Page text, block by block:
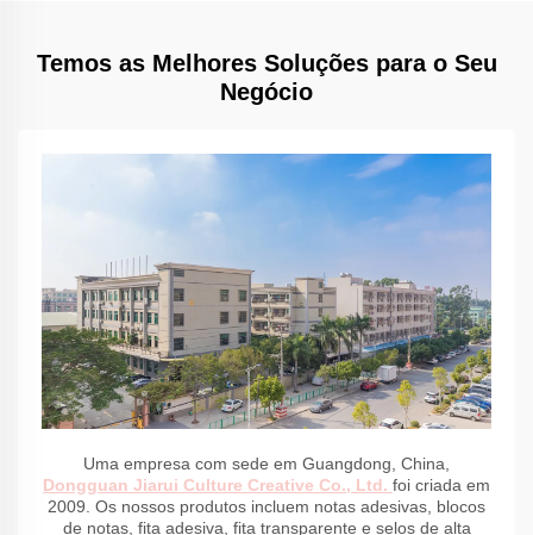
Temos as Melhores Soluções para o Seu
Negócio
Uma empresa com sede em Guangdong, China,
Dongguan Jiarui Culture Creative Co., Ltd. foi criada em
2009. Os nossos produtos incluem notas adesivas, blocos
de notas, fita adesiva, fita transparente e selos de alta